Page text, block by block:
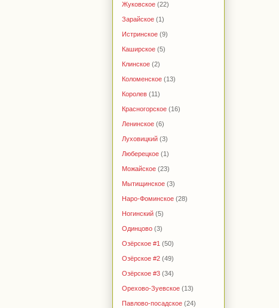
Жуковское (22)
Зарайское (1)
Истринское (9)
Каширское (5)
Клинское (2)
Коломенское (13)
Королев (11)
Красногорское (16)
Ленинское (6)
Луховицкий (3)
Люберецкое (1)
Можайское (23)
Мытищинское (3)
Наро-Фоминское (28)
Ногинский (5)
Одинцово (3)
Озёрское #1 (50)
Озёрское #2 (49)
Озёрское #3 (34)
Орехово-Зуевское (13)
Павлово-посадское (24)